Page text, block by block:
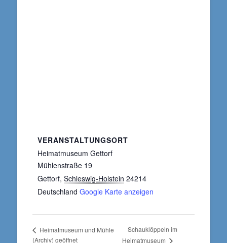
VERANSTALTUNGSORT
Heimatmuseum Gettorf
Mühlenstraße 19
Gettorf, Schleswig-Holstein 24214
Deutschland Google Karte anzeigen
Heimatmuseum und Mühle
(Archiv) geöffnet
Schauklöppeln im
Heimatmuseum